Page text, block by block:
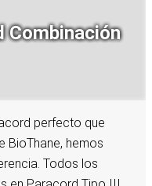
Combinación
perfecto que
BioThane, hemos
Todos los